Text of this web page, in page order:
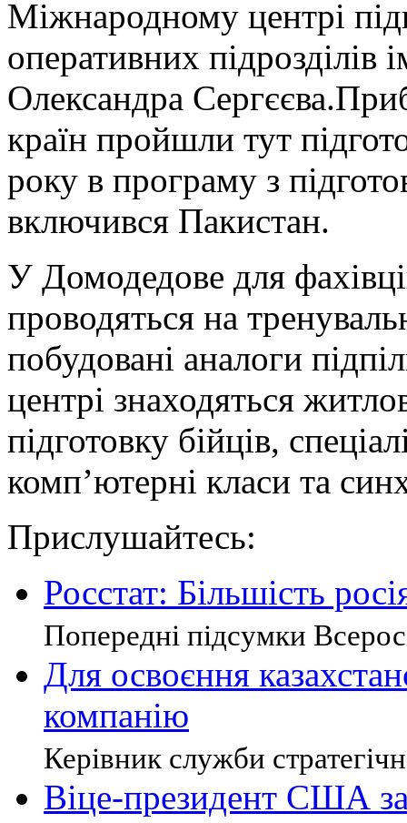
Міжнародному центрі
оперативних підрозділів
Олександра
країн пройшли тут
року в програму з
включився Пакистан.
У Домодедове для
проводяться на
побудовані аналоги
центрі знаходяться
підготовку бійців,
комп’ютерні класи та
Прислушайтесь:
Росстат: Більшість
Попередні підсумки
Для освоєння
компанію
Керівник служби
Віце-президент США